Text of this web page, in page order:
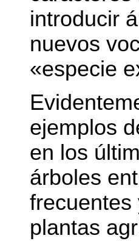
introducir
nuevos
«especie
ejemplos
en los
árboles
frecuentes
plantas